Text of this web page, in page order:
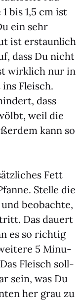
bis 1,5 cm ist
ein sehr
ist erstaun­lich
dass Du nicht
wirk­lich nur in
Fleisch.
dass
weil die
kann so
Fett
Stel­le die
beob­ach­te,
Das dau­ert
es so rich­tig
5 Minu­
Fleisch soll­
sein, was Du
her grau zu